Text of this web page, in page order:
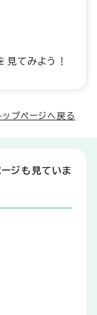
見てみよう！
ップページへ戻る
ジも見ていま